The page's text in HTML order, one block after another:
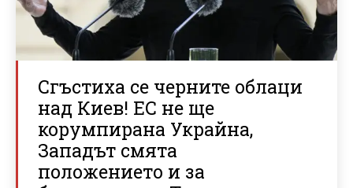
Сгъстиха се черните облаци
над Киев! ЕС не ще
корумпирана Украйна,
Западът смята
положението и за